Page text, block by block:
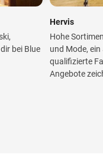
bei Blue
Hervis
Hohe
und Mode,
qualifizierte
Angebote